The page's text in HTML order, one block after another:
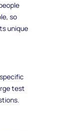
so
unique
test